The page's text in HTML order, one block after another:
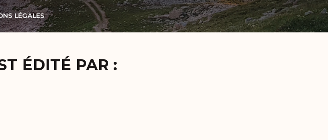
LÉGALES
ÉDITÉ PAR :